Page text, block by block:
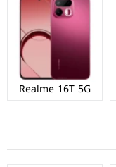
Realme 16T 5G